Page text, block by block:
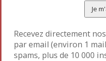
2017. Infogravure.
Recevez directement
par email (environ 1
spams, plus de 10 000